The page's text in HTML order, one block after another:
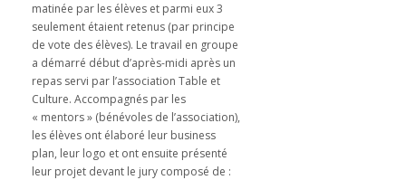
matinée par les élèves et parmi eux 3
seulement étaient retenus (par principe
de vote des élèves). Le travail en groupe
a démarré début d’après-midi après un
repas servi par l’association Table et
Culture. Accompagnés par les
« mentors » (bénévoles de l’association),
les élèves ont élaboré leur business
plan, leur logo et ont ensuite présenté
leur projet devant le jury composé de :